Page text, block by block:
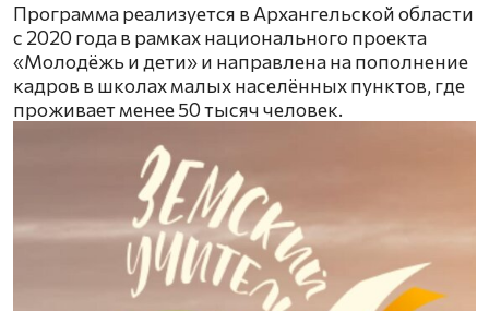
Программа реализуется в Архангельской области
с 2020 года в рамках национального проекта
«Молодёжь и дети» и направлена на пополнение
кадров в школах малых населённых пунктов, где
проживает менее 50 тысяч человек.